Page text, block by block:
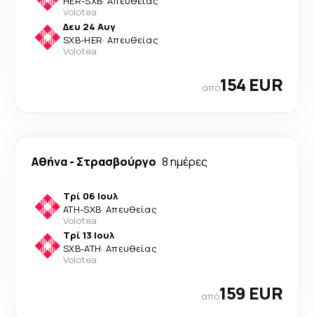
Volotea
Δευ 24 Αυγ
SXB-HER· Απευθείας
Volotea
από154 EUR
Αθήνα- Στρασβούργο 8 ημέρες
Τρί 06 Ιουλ
ATH-SXB· Απευθείας
Volotea
Τρί 13 Ιουλ
SXB-ATH· Απευθείας
Volotea
από159 EUR